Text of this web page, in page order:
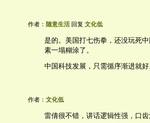
作者： 随意生活 回复 文化低
是的。美国打七伤拳，还没玩死
素一塌糊涂了。
中国科技发展，只需循序渐进就
作者： 文化低
雷倩很不错，讲话逻辑性强，口